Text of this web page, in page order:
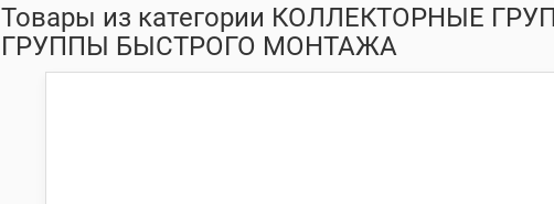
Товары из категории КОЛЛЕКТОРНЫЕ
ГРУППЫ БЫСТРОГО МОНТАЖА